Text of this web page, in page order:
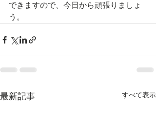
できますので、今日から頑張りましょ
う。
最新記事 すべて表示